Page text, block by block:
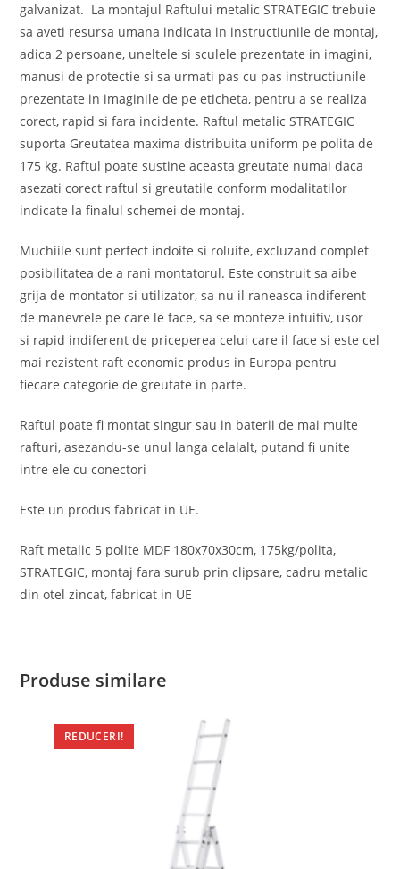
galvanizat. La montajul Raftului metalic STRATEGIC trebuie
sa aveti resursa umana indicata in instructiunile de montaj,
adica 2 persoane, uneltele si sculele prezentate in imagini,
manusi de protectie si sa urmati pas cu pas instructiunile
prezentate in imaginile de pe eticheta, pentru a se realiza
corect, rapid si fara incidente. Raftul metalic STRATEGIC
suporta Greutatea maxima distribuita uniform pe polita de
175 kg. Raftul poate sustine aceasta greutate numai daca
asezati corect raftul si greutatile conform modalitatilor
indicate la finalul schemei de montaj.
Muchiile sunt perfect indoite si roluite, excluzand complet
posibilitatea de a rani montatorul. Este construit sa aibe
grija de montator si utilizator, sa nu il raneasca indiferent
de manevrele pe care le face, sa se monteze intuitiv, usor
si rapid indiferent de priceperea celui care il face si este cel
mai rezistent raft economic produs in Europa pentru
fiecare categorie de greutate in parte.
Raftul poate fi montat singur sau in baterii de mai multe
rafturi, asezandu-se unul langa celalalt, putand fi unite
intre ele cu conectori
Este un produs fabricat in UE.
Raft metalic 5 polite MDF 180x70x30cm, 175kg/polita,
STRATEGIC, montaj fara surub prin clipsare, cadru metalic
din otel zincat, fabricat in UE
Produse similare
REDUCERI!